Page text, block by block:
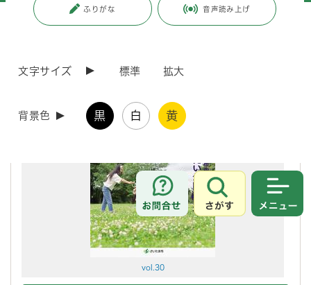
ふりがな 音声読み上げ
文字サイズ 標準 拡大
背景色 黒 白 黄
お問合せ
さがす
更新日付：2021年1月21日 / ページ番号：C067167
vol.30